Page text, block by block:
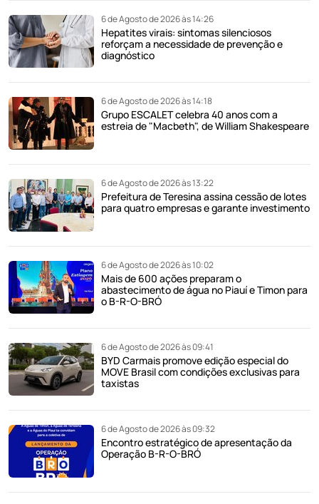
6 de Agosto de 2026 às 14:26
Hepatites virais: sintomas silenciosos
reforçam a necessidade de prevenção e
diagnóstico
6 de Agosto de 2026 às 14:18
Grupo ESCALET celebra 40 anos com a
estreia de "Macbeth", de William Shakespeare
6 de Agosto de 2026 às 13:22
Prefeitura de Teresina assina cessão de lotes
para quatro empresas e garante investimento
6 de Agosto de 2026 às 10:02
Mais de 600 ações preparam o
abastecimento de água no Piauí e Timon para
o B-R-O-BRÓ
6 de Agosto de 2026 às 09:41
BYD Carmais promove edição especial do
MOVE Brasil com condições exclusivas para
taxistas
6 de Agosto de 2026 às 09:32
Encontro estratégico de apresentação da
Operação B-R-O-BRÓ